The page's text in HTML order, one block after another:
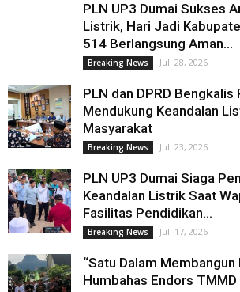
PLN UP3 Dumai Sukses
Listrik, Hari Jadi
514 Berlangsung Aman...
Breaking News Juli 28, 2026
PLN dan DPRD
Mendukung Keandalan
Masyarakat
Breaking News Juli 23, 2026
PLN UP3 Dumai Siaga
Keandalan Listrik Saat
Fasilitas Pendidikan...
Breaking News Juli 17, 2026
“Satu Dalam Membangun
Humbahas Endors